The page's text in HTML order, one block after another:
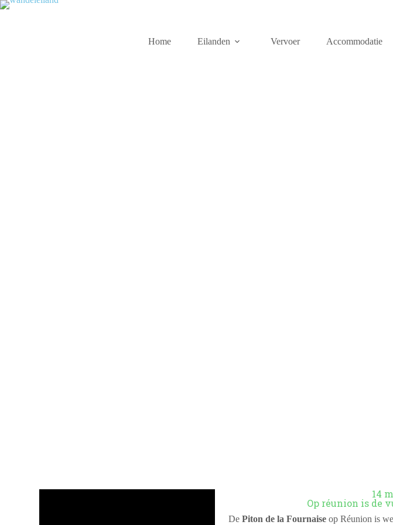
Home Eilanden Vervoer Accommodatie
14
Op réunion is de
DePiton de la Fournaise op Réunion is